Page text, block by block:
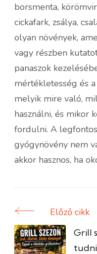
borsmenta,
cickafark, zsálya,
olyan növények,
vagy részben
panaszok
mértékletesség és
melyik mire való,
használni, és mikor
fordulni. A
gyógynövény nem
akkor hasznos, ha
Bejegyzés
navigáció
Előző cikk
Grill
tudni